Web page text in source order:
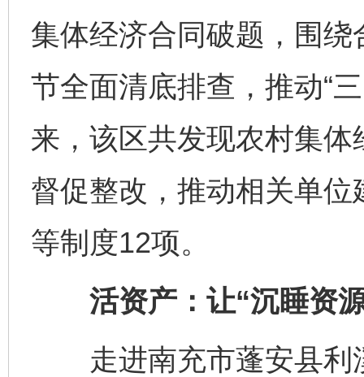
集体经济合同破题，围
节全面清底排查，推动“
来，该区共发现农村集
督促整改，推动相关单
等制度12项。
活资产：让“沉睡资源
走进南充市蓬安县利